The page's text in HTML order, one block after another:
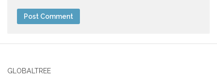
GLOBALTREE